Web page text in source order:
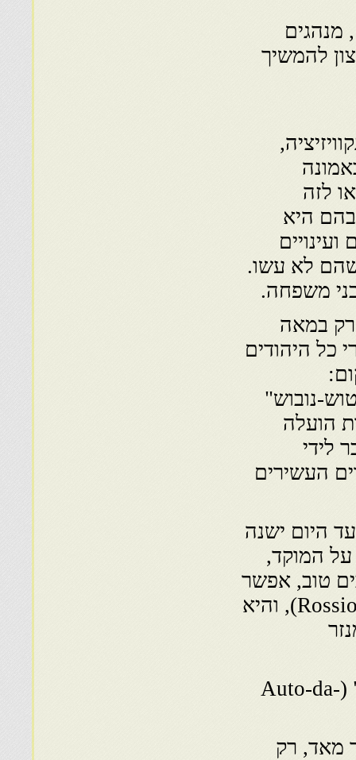
מנהגים
להמשיך
לזה
היא
שהם לא עשו.
משפחה.
רק במאה
כל היהודים
נובוש"
הועלה
לידי
העשירים
הגיעה האינקויזיציה רק בשנת 1531, ועד היום ישנה
על המוקד,
טוב, אפשר
עוד לשמוע את ההד…) הכיכר נקראת "רוסיו" (Rossio), והיא
השריפה של ה"כופרים" נקראה "אאוטו-דה-פה" (Auto-da-
מאד, רק